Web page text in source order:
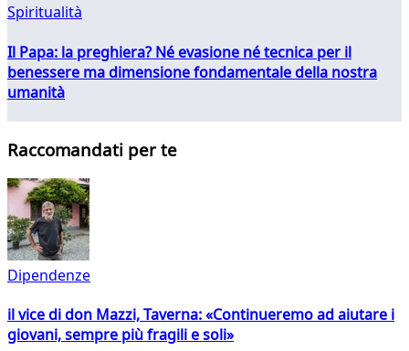
Spiritualità
Il Papa: la preghiera? Né evasione né tecnica per il
benessere ma dimensione fondamentale della nostra
umanità
Raccomandati per te
Dipendenze
il vice di don Mazzi, Taverna: «Continueremo ad aiutare i
giovani, sempre più fragili e soli»